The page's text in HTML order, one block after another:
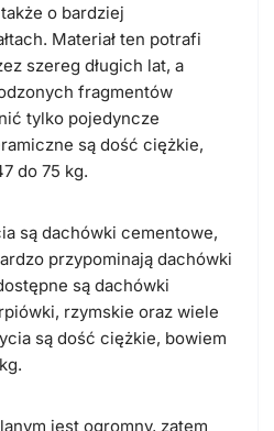
o bardziej
Materiał ten potrafi
szereg długich lat, a
fragmentów
tylko pojedyncze
są dość ciężkie,
do 75 kg.
są dachówki cementowe,
przypominają dachówki
są dachówki
rzymskie oraz wiele
są dość ciężkie, bowiem
jest ogromny, zatem